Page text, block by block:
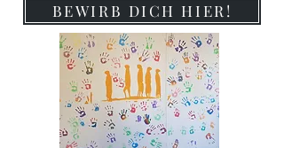
BEWIRB DICH HIER!